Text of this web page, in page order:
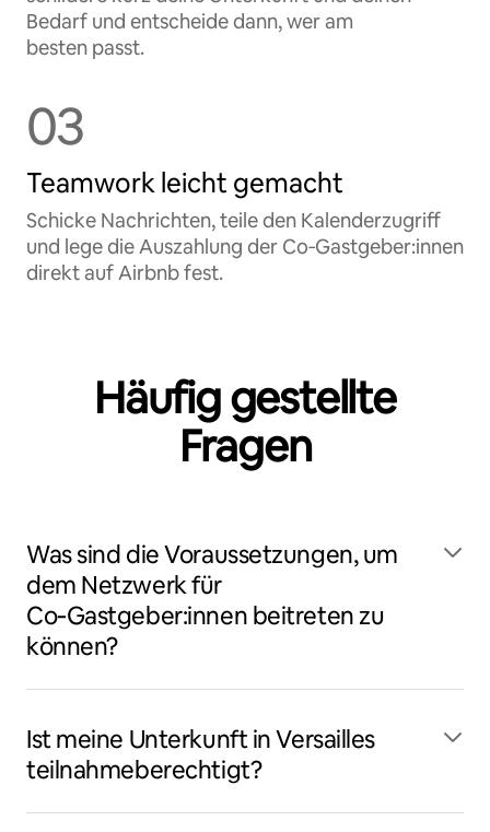
Bedarf und entscheide dann, wer am
besten passt.
03
Teamwork leicht gemacht
Schicke Nachrichten, teile den Kalenderzugriff
und lege die Auszahlung der Co‑Gastgeber:innen
direkt auf Airbnb fest.
Häufig gestellte
Fragen
Was sind die Voraussetzungen, um
dem Netzwerk für
Co‑Gastgeber:innen beitreten zu
können?
Ist meine Unterkunft in Versailles
teilnahmeberechtigt?